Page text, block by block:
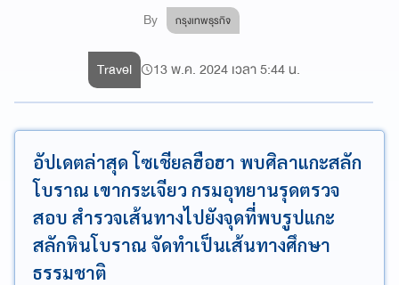
By กรุงเทพธุรกิจ
Travel 13 พ.ค. 2024 เวลา 5:44 น.
อัปเดตล่าสุด โซเชียลฮือฮา พบศิลาแกะสลัก
โบราณ เขากระเจียว กรมอุทยานรุดตรวจ
สอบ สำรวจเส้นทางไปยังจุดที่พบรูปแกะ
สลักหินโบราณ จัดทำเป็นเส้นทางศึกษา
ธรรมชาติ